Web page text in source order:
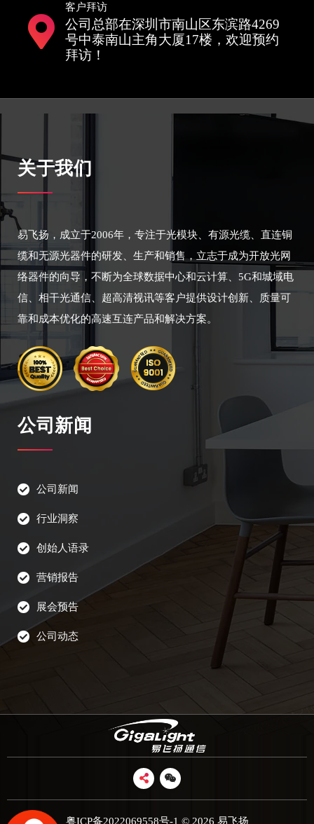
客户拜访
公司总部在深圳市南山区东滨路4269
号中泰南山主角大厦17楼，欢迎预约
拜访！
关于我们
易飞扬，成立于2006年，专注于光模块、有源光缆、直连铜
缆和无源光器件的研发、生产和销售，立志于成为开放光网
络器件的向导，不断为全球数据中心和云计算、5G和城域电
信、相干光通信、超高清视讯等客户提供设计创新、质量可
靠和成本优化的高速互连产品和解决方案。
公司新闻
公司新闻
行业洞察
创始人语录
营销报告
展会预告
公司动态
粤ICP备2022069558号-1 © 2026 易飞扬